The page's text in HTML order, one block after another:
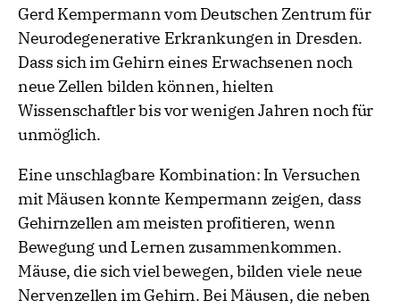
Gerd Kempermann vom Deutschen Zentrum für
Neurodegenerative Erkrankungen in Dresden.
Dass sich im Gehirn eines Erwachsenen noch
neue Zellen bilden können, hielten
Wissenschaftler bis vor wenigen Jahren noch für
unmöglich.
Eine unschlagbare Kombination: In Versuchen
mit Mäusen konnte Kempermann zeigen, dass
Gehirnzellen am meisten profitieren, wenn
Bewegung und Lernen zusammenkommen.
Mäuse, die sich viel bewegen, bilden viele neue
Nervenzellen im Gehirn. Bei Mäusen, die neben